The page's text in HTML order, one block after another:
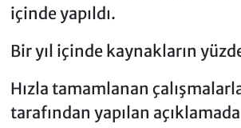
içinde yapıldı.
Bir yıl içinde kaynakların
Hızla tamamlanan
tarafından yapılan